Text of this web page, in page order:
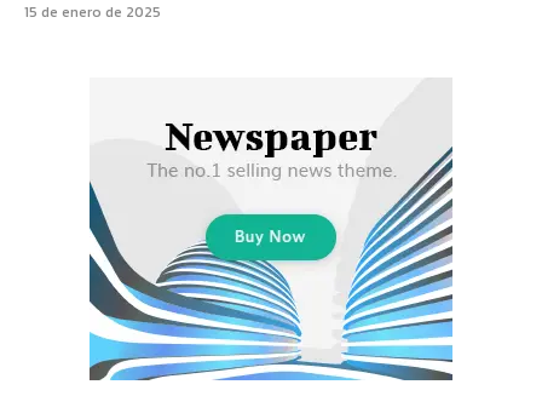
15 de enero de 2025